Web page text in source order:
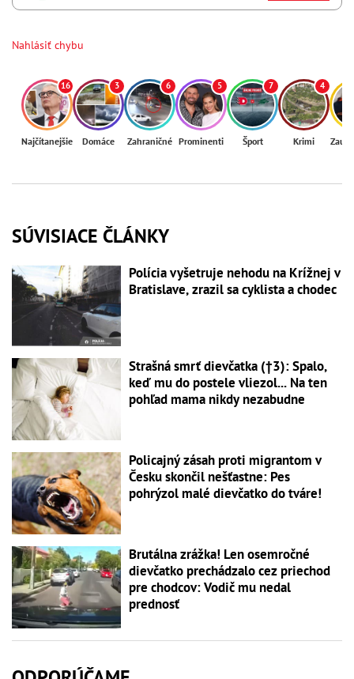
Nahlásiť chybu
16
Najčítanejšie
3
Domáce
6
Zahraničné
5
Prominenti
7
Šport
4
Krimi
SÚVISIACE ČLÁNKY
Polícia vyšetruje nehodu na Krížnej v
Bratislave, zrazil sa cyklista a chodec
Strašná smrť dievčatka (†3): Spalo,
keď mu do postele vliezol... Na ten
pohľad mama nikdy nezabudne
Policajný zásah proti migrantom v
Česku skončil nešťastne: Pes
pohrýzol malé dievčatko do tváre!
Brutálna zrážka! Len osemročné
dievčatko prechádzalo cez priechod
pre chodcov: Vodič mu nedal
prednosť